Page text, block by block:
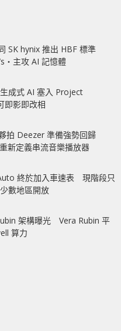
SK hynix 推出 HBF 標準
主攻 AI 記憶體
成式 AI 塞入 Project
影即改相
拍 Deezer 準備強勢回歸
新定義串流音樂播放器
終於加入車速表 現階段只
數地區開放
架構曝光 Vera Rubin 平
算力